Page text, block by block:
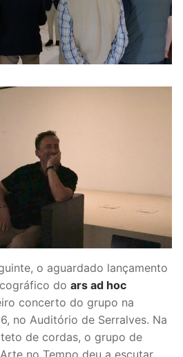
o aguardado lançamento
do ars ad hoc
concerto do grupo na
no Auditório de Serralves. Na
de cordas, o grupo de
no Tempo deu a escutar